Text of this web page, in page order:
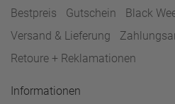
Bestpreis
Gutschein Black
Versand & Lieferung
Retoure + Reklamationen
Informationen